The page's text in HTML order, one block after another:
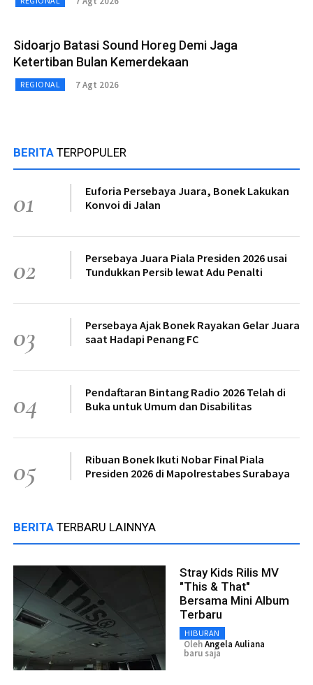
Sidoarjo Batasi Sound Horeg Demi Jaga
Ketertiban Bulan Kemerdekaan
REGIONAL 7 Agt 2026
BERITA TERPOPULER
01
Euforia Persebaya Juara, Bonek Lakukan
Konvoi di Jalan
02
Persebaya Juara Piala Presiden 2026 usai
Tundukkan Persib lewat Adu Penalti
03
Persebaya Ajak Bonek Rayakan Gelar Juara
saat Hadapi Penang FC
04
Pendaftaran Bintang Radio 2026 Telah di
Buka untuk Umum dan Disabilitas
05
Ribuan Bonek Ikuti Nobar Final Piala
Presiden 2026 di Mapolrestabes Surabaya
BERITA TERBARU LAINNYA
Stray Kids Rilis MV
"This & That"
Bersama Mini Album
Terbaru
HIBURAN
OlehAngela Auliana
baru saja